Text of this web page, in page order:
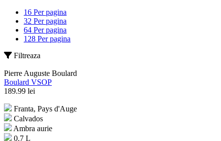
16 Per pagina
32 Per pagina
64 Per pagina
128 Per pagina
Filtreaza
Pierre Auguste Boulard
Boulard VSOP
189.99 lei
Franta, Pays d'Auge
Calvados
Ambra aurie
0.7 L